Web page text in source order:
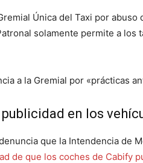
Única del Taxi por
solamente permite a los
a la Gremial por «prácticas
en los
que la Intendencia de
de que los coches de Cabify